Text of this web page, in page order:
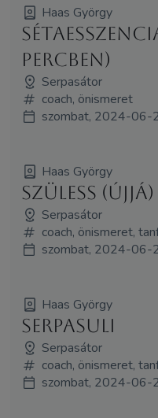
Haas György
percben)
Serpasátor
coach, önismeret
szombat, 2024-06-
Haas György
Szüless (újjá)
Serpasátor
coach, önismeret,
szombat, 2024-06-
Haas György
Serpasuli
Serpasátor
coach, önismeret,
szombat, 2024-06-